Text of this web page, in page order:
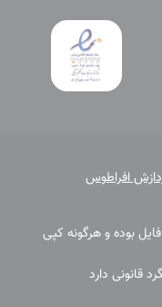
افراطوس
بوده و هرگونه کپی
قانونی دارد